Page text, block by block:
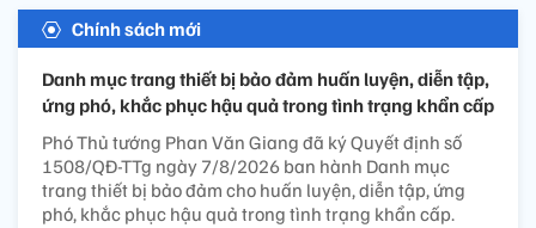
Chính sách mới
Danh mục trang thiết bị bảo đảm huấn luyện, diễn tập,
ứng phó, khắc phục hậu quả trong tình trạng khẩn cấp
Phó Thủ tướng Phan Văn Giang đã ký Quyết định số
1508/QĐ-TTg ngày 7/8/2026 ban hành Danh mục
trang thiết bị bảo đảm cho huấn luyện, diễn tập, ứng
phó, khắc phục hậu quả trong tình trạng khẩn cấp.